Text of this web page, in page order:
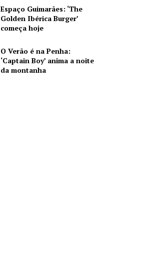
Espaço Guimarães: ‘The
Golden Ibérica Burger’
começa hoje
O Verão é na Penha:
‘Captain Boy’ anima a noite
da montanha